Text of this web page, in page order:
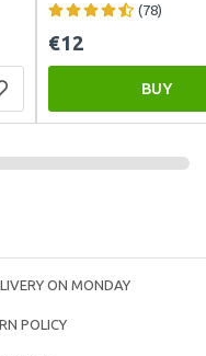
(78)
€12
BUY
ON MONDAY
POLICY